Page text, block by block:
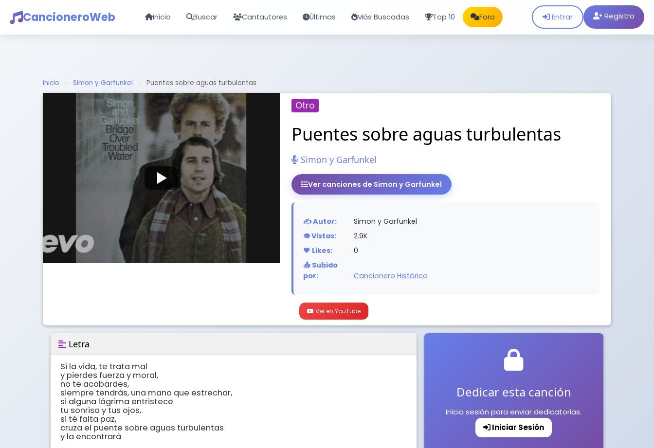
CancioneroWeb Inicio Buscar Cantautores Últimas Más Buscadas Top 10 Foro Entrar Registro
Inicio › Simon y Garfunkel › Puentes sobre aguas turbulentas
Otro
Puentes sobre aguas turbulentas
Simon y Garfunkel
Ver canciones de Simon y Garfunkel
✍️ Autor:
Simon y Garfunkel
👁️ Vistas:
2.9K
❤️ Likes:
0
📤 Subido
por:
Cancionero Histórico
Ver en YouTube
Letra
Si la vida, te trata mal
y pierdes fuerza y moral,
no te acobardes,
siempre tendrás, una mano que estrechar,
si alguna lágrima entristece
tu sonrisa y tus ojos,
si té falta paz,
cruza el puente sobre aguas turbulentas
y la encontrará
Dedicar esta canción
Inicia sesión para enviar dedicatorias.
Iniciar Sesión